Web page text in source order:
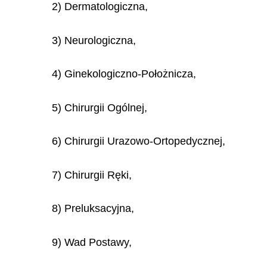
2) Dermatologiczna,
3) Neurologiczna,
4) Ginekologiczno-Położnicza,
5) Chirurgii Ogólnej,
6) Chirurgii Urazowo-Ortopedycznej,
7) Chirurgii Ręki,
8) Preluksacyjna,
9) Wad Postawy,